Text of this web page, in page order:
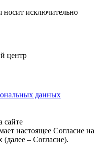
носит исключительно
центр
данных
сайте
настоящее Согласие на
– Согласие).